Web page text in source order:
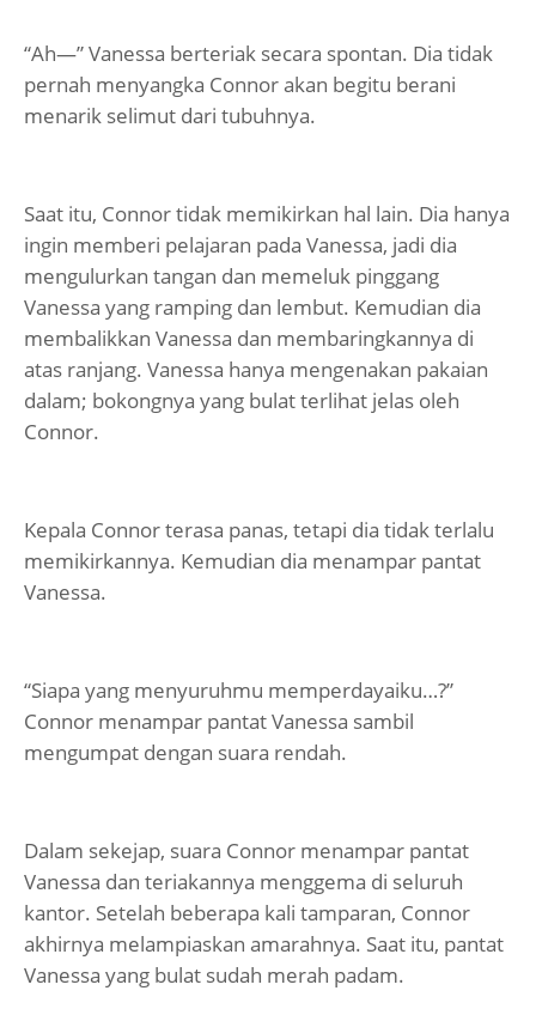
“Ah—” Vanessa berteriak secara spontan. Dia tidak
pernah menyangka Connor akan begitu berani
menarik selimut dari tubuhnya.
Saat itu, Connor tidak memikirkan hal lain. Dia hanya
ingin memberi pelajaran pada Vanessa, jadi dia
mengulurkan tangan dan memeluk pinggang
Vanessa yang ramping dan lembut. Kemudian dia
membalikkan Vanessa dan membaringkannya di
atas ranjang. Vanessa hanya mengenakan pakaian
dalam; bokongnya yang bulat terlihat jelas oleh
Connor.
Kepala Connor terasa panas, tetapi dia tidak terlalu
memikirkannya. Kemudian dia menampar pantat
Vanessa.
“Siapa yang menyuruhmu memperdayaiku…?”
Connor menampar pantat Vanessa sambil
mengumpat dengan suara rendah.
Dalam sekejap, suara Connor menampar pantat
Vanessa dan teriakannya menggema di seluruh
kantor. Setelah beberapa kali tamparan, Connor
akhirnya melampiaskan amarahnya. Saat itu, pantat
Vanessa yang bulat sudah merah padam.